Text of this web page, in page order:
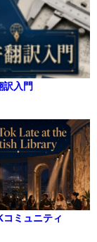
訳入門
ミュニティ